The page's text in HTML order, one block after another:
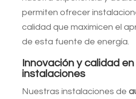
permiten ofrecer
calidad que maximicen el
de esta fuente de energía.
Innovación y calidad
instalaciones
Nuestras instalaciones de